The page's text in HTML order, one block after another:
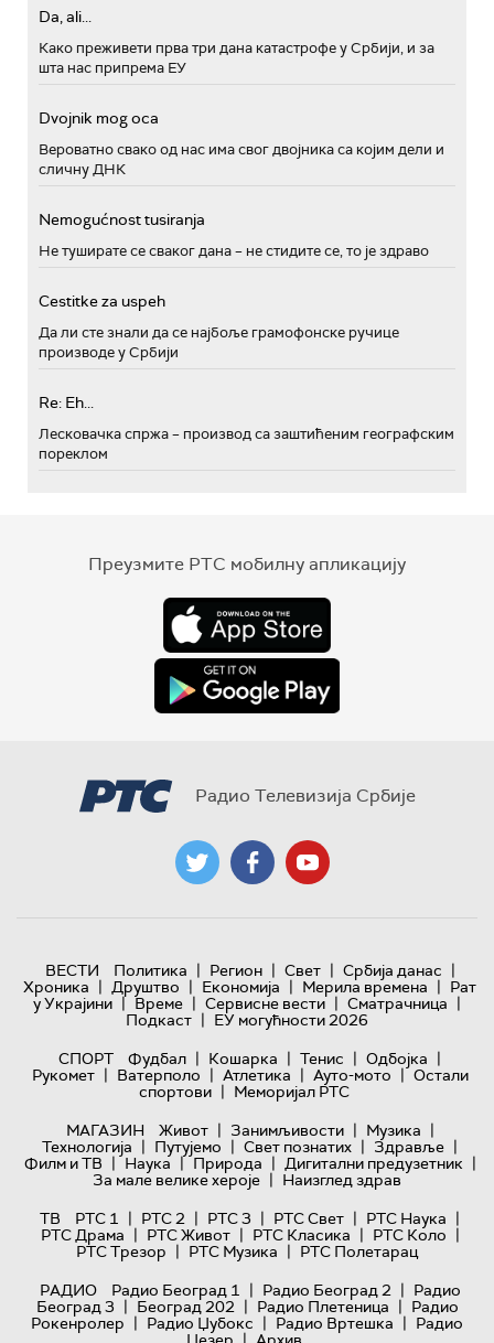
Da, ali...
Како преживети прва три дана катастрофе у Србији, и за
шта нас припрема ЕУ
Dvojnik mog oca
Вероватно свако од нас има свог двојника са којим дели и
сличну ДНК
Nemogućnost tusiranja
Не туширате се сваког дана – не стидите се, то је здраво
Cestitke za uspeh
Да ли сте знали да се најбоље грамофонске ручице
производе у Србији
Re: Eh...
Лесковачка спржа – производ са заштићеним географским
пореклом
Преузмите РТС мобилну апликацију
Радио Телевизија Србије
ВЕСТИ Политика | Регион | Свет | Србија данас |
Хроника | Друштво | Економија | Мерила времена | Рат
у Украјини | Време | Сервисне вести | Сматрачница |
Подкаст | ЕУ могућности 2026
СПОРТ
Фудбал | Кошарка | Тенис | Одбојка |
Рукомет | Ватерполо | Атлетика | Ауто-мото | Остали
спортови | Меморијал РТС
МАГАЗИН
Живот | Занимљивости | Музика |
Технологијa | Путујемо | Свет познатих | Здравље |
Филм и ТВ | Наука | Природа | Дигитални предузетник |
За мале велике хероје | Наизглед здрав
ТВ
РТС 1 | РТС 2 | РТС 3 | РТС Свет | РТС Наука |
РТС Драма | РТС Живот | РТС Класика | РТС Коло |
РТС Трезор | РТС Музика | РТС Полетарац
РАДИО
Радио Београд 1 | Радио Београд 2 | Радио
Београд 3 | Београд 202 | Радио Плетеница | Радио
Рокенролер | Радио Џубокс | Радио Вртешка | Радио